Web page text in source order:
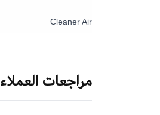
Cleaner Air
مراجعات العملاء